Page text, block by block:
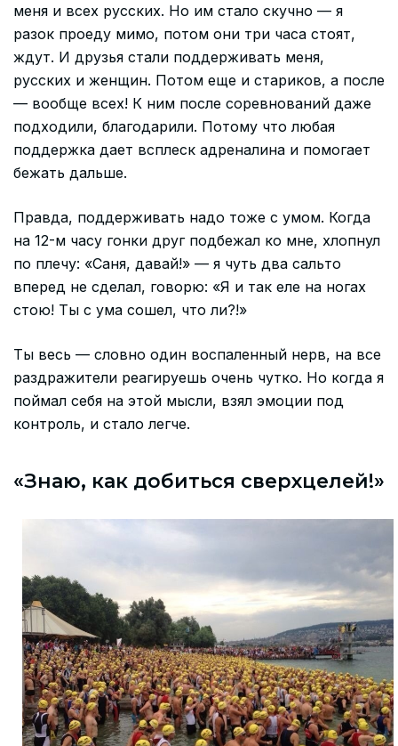
меня и всех русских. Но им стало скучно — я
разок проеду мимо, потом они три часа стоят,
ждут. И друзья стали поддерживать меня,
русских и женщин. Потом еще и стариков, а после
— вообще всех! К ним после соревнований даже
подходили, благодарили. Потому что любая
поддержка дает всплеск адреналина и помогает
бежать дальше.
Правда, поддерживать надо тоже с умом. Когда
на 12-м часу гонки друг подбежал ко мне, хлопнул
по плечу: «Саня, давай!» — я чуть два сальто
вперед не сделал, говорю: «Я и так еле на ногах
стою! Ты с ума сошел, что ли?!»
Ты весь — словно один воспаленный нерв, на все
раздражители реагируешь очень чутко. Но когда я
поймал себя на этой мысли, взял эмоции под
контроль, и стало легче.
«Знаю, как добиться сверхцелей!»